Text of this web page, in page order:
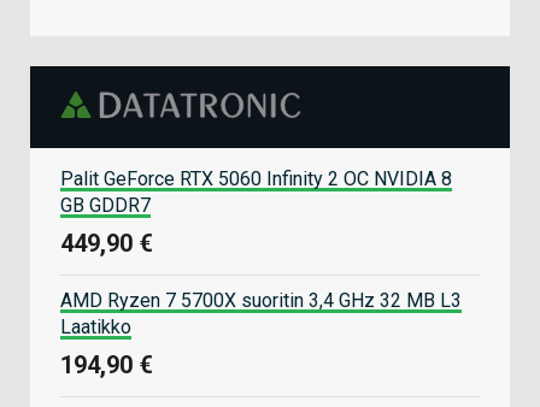
Palit GeForce RTX 5060 Infinity 2 OC NVIDIA 8
GB GDDR7
449,90 €
AMD Ryzen 7 5700X suoritin 3,4 GHz 32 MB L3
Laatikko
194,90 €